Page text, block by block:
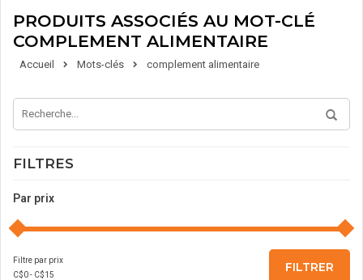
PRODUITS ASSOCIÉS AU MOT-CLÉ
COMPLEMENT ALIMENTAIRE
Accueil Mots-clés complement alimentaire
FILTRES
Par prix
Filtre par prix
C$0- C$15
FILTRER